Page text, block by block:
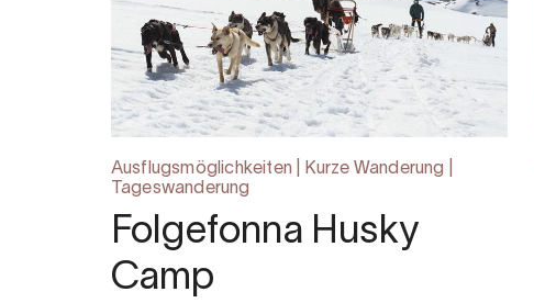
Ausflugsmöglichkeiten | Kurze Wanderung |
Tageswanderung
Folgefonna Husky
Camp